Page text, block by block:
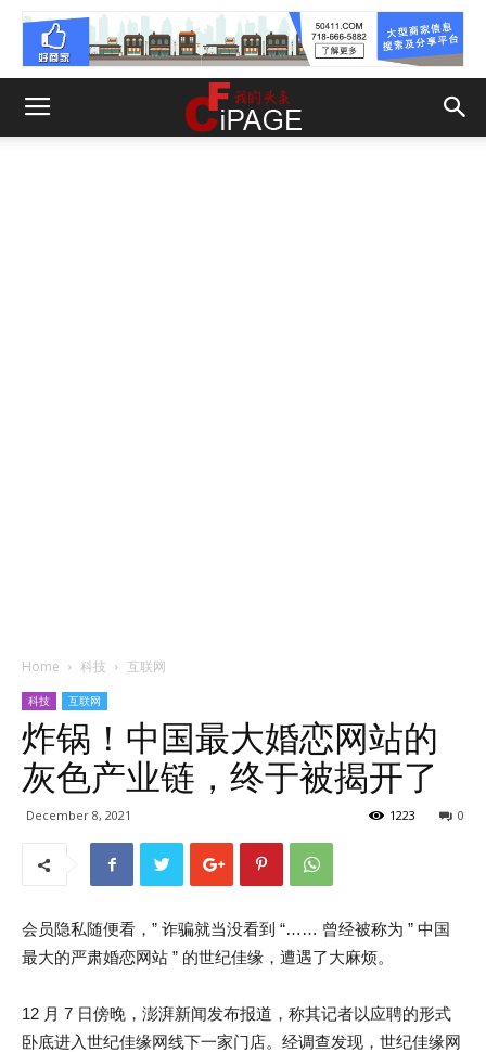
Home 科技 互联网
科技 互联网
炸锅！中国最大婚恋网站的
灰色产业链，终于被揭开了
December 8, 2021 0
1223
会员隐私随便看，” 诈骗就当没看到 “…… 曾经被称为 ” 中国
最大的严肃婚恋网站 ” 的世纪佳缘，遭遇了大麻烦。
12 月 7 日傍晚，澎湃新闻发布报道，称其记者以应聘的形式
卧底进入世纪佳缘网线下一家门店。经调查发现，世纪佳缘网